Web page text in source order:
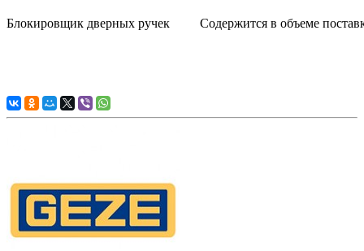
Блокировщик дверных ручек Содержится в объеме